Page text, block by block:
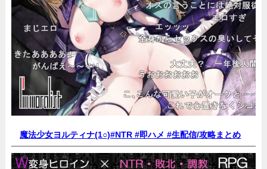
魔法少女ヨルティナ(1○)#NTR #即ハメ #生配信/攻略まとめ